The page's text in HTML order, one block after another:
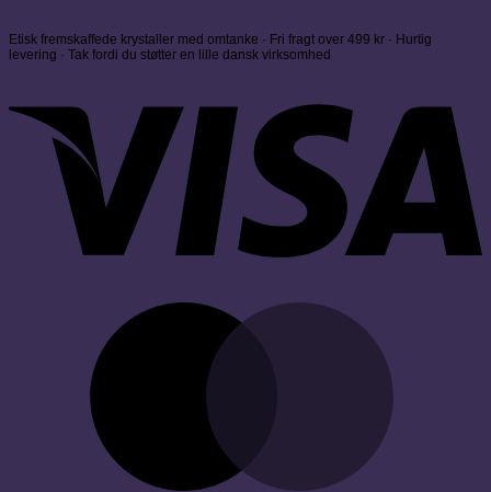
Etisk fremskaffede krystaller med omtanke · Fri fragt over 499 kr · Hurtig
levering · Tak fordi du støtter en lille dansk virksomhed